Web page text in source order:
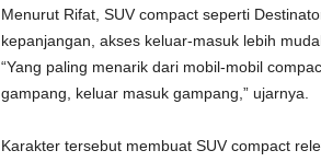
Menurut Rifat, SUV compact seperti
kepanjangan, akses keluar-masuk lebih
“Yang paling menarik dari mobil-mobil
gampang, keluar masuk gampang,” ujarnya.
Karakter tersebut membuat SUV compact